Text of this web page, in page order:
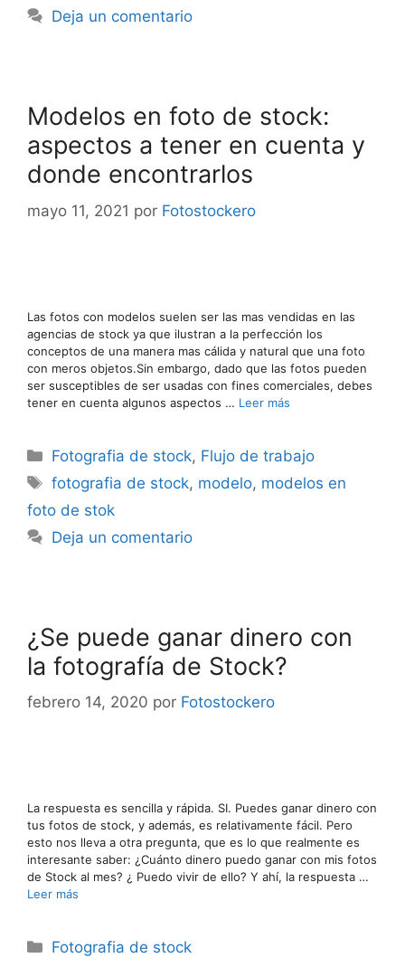
Deja un comentario
Modelos en foto de stock:
aspectos a tener en cuenta y
donde encontrarlos
mayo 11, 2021 por Fotostockero
Las fotos con modelos suelen ser las mas vendidas en las
agencias de stock ya que ilustran a la perfección los
conceptos de una manera mas cálida y natural que una foto
con meros objetos.Sin embargo, dado que las fotos pueden
ser susceptibles de ser usadas con fines comerciales, debes
tener en cuenta algunos aspectos … Leer más
Categorías
Fotografia de stock, Flujo de trabajo
Etiquetas
fotografia de stock, modelo, modelos en
foto de stok
Deja un comentario
¿Se puede ganar dinero con
la fotografía de Stock?
febrero 14, 2020 por Fotostockero
La respuesta es sencilla y rápida. SI. Puedes ganar dinero con
tus fotos de stock, y además, es relativamente fácil. Pero
esto nos lleva a otra pregunta, que es lo que realmente es
interesante saber: ¿Cuánto dinero puedo ganar con mis fotos
de Stock al mes? ¿ Puedo vivir de ello? Y ahí, la respuesta …
Leer más
Categorías
Fotografia de stock